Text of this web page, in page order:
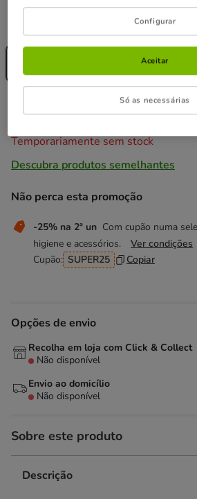
Sem Stock
25.99€
Não perca esta promoção
-25% na 2ª un Com cupão numa
higiene e acessórios.
Ver condições
Cupão: SUPER25 Copiar
25.99€
Temporariamente sem stock
Descubra produtos semelhantes
Opções de envio
Recolha em loja com Click & Collect
Não disponível
Envio ao domicílio
Não disponível
Sobre este produto
Descrição
Configurar
Só as necessárias
Aceitar